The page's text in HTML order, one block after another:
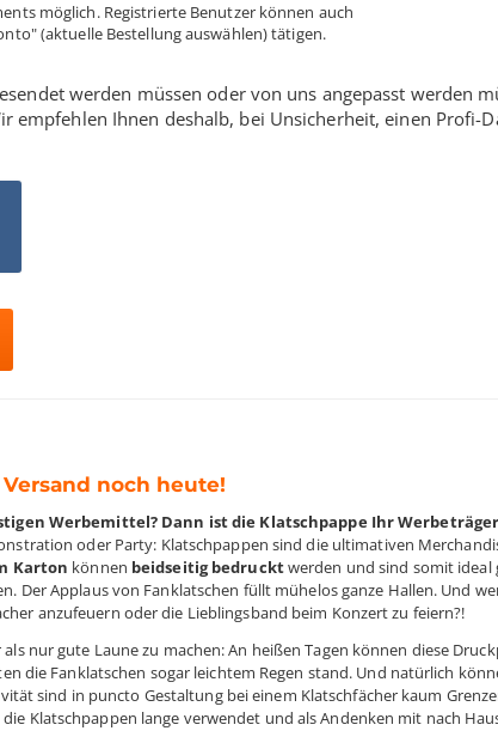
möglich. Registrierte Benutzer können auch
(aktuelle Bestellung auswählen) tätigen.
werden müssen oder von uns angepasst werden
empfehlen Ihnen deshalb, bei Unsicherheit, einen Profi-
noch heute!
Werbemittel? Dann ist die Klatschpappe Ihr
oder Party: Klatschpappen sind die ultimativen
Karton können beidseitig bedrucktwerden und sind somit ideal
Der Applaus von Fanklatschen füllt mühelos ganze Hallen. Und
anzufeuern oder die Lieblingsband beim Konzert zu feiern?!
nur gute Laune zu machen: An heißen Tagen können diese
die Fanklatschen sogar leichtem Regen stand. Und natürlich
sind in puncto Gestaltung bei einem Klatschfächer kaum
Klatschpappen lange verwendet und als Andenken mit nach